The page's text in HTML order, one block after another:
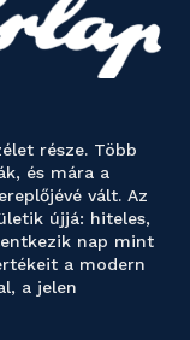
része. Több
és mára a
vált. Az
újjá: hiteles,
nap mint
a modern
a jelen